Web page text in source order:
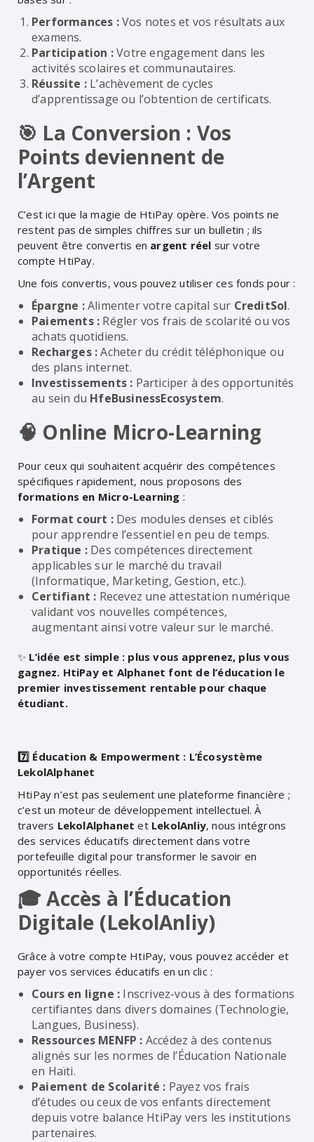
Performances :Vos notes et vos résultats aux
examens.
Participation :Votre engagement dans les
activités scolaires et communautaires.
Réussite : L’achèvement de cycles
d’apprentissage ou l’obtention de certificats.
🎯 La Conversion : Vos
Points deviennent de
l’Argent
C’est ici que la magie de HtiPay opère. Vos points ne
restent pas de simples chiffres sur un bulletin ; ils
peuvent être convertis en argent réel sur votre
compte HtiPay.
Une fois convertis, vous pouvez utiliser ces fonds pour :
Épargne :Alimenter votre capital sur CreditSol.
Paiements : Régler vos frais de scolarité ou vos
achats quotidiens.
Recharges :Acheter du crédit téléphonique ou
des plans internet.
Investissements : Participer à des opportunités
au sein du HfeBusinessEcosystem.
🧠 Online Micro-Learning
Pour ceux qui souhaitent acquérir des compétences
spécifiques rapidement, nous proposons des
formations en Micro-Learning :
Format court :Des modules denses et ciblés
pour apprendre l’essentiel en peu de temps.
Pratique : Des compétences directement
applicables sur le marché du travail
(Informatique, Marketing, Gestion, etc.).
Certifiant : Recevez une attestation numérique
validant vos nouvelles compétences,
augmentant ainsi votre valeur sur le marché.
✨ L’idée est simple : plus vous apprenez, plus vous
gagnez. HtiPay et Alphanet font de l’éducation le
premier investissement rentable pour chaque
étudiant.
7️⃣ Éducation & Empowerment : L’Écosystème
LekolAlphanet
HtiPay n’est pas seulement une plateforme financière ;
c’est un moteur de développement intellectuel. À
travers LekolAlphanet et LekolAnliy, nous intégrons
des services éducatifs directement dans votre
portefeuille digital pour transformer le savoir en
opportunités réelles.
🎓 Accès à l’Éducation
Digitale (LekolAnliy)
Grâce à votre compte HtiPay, vous pouvez accéder et
payer vos services éducatifs en un clic :
Cours en ligne : Inscrivez-vous à des formations
certifiantes dans divers domaines (Technologie,
Langues, Business).
Ressources MENFP : Accédez à des contenus
alignés sur les normes de l’Éducation Nationale
en Haïti.
Paiement de Scolarité : Payez vos frais
d’études ou ceux de vos enfants directement
depuis votre balance HtiPay vers les institutions
partenaires.